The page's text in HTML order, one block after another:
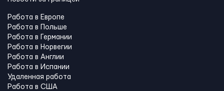
Работа в Европе
Работа в Польше
Работа в Германии
Работа в Норвегии
Работа в Англии
Работа в Испании
Удаленная работа
Работа в США